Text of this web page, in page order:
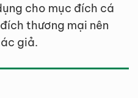
cho mục đích cá
thương mại nên
giả.